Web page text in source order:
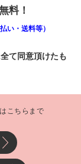
料！
い・送料等）
て同意頂けたも
こちらまで